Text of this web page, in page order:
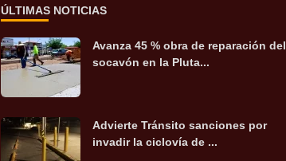
ÚLTIMAS NOTICIAS
Avanza 45 % obra de reparación del
socavón en la Pluta...
Advierte Tránsito sanciones por
invadir la ciclovía de ...